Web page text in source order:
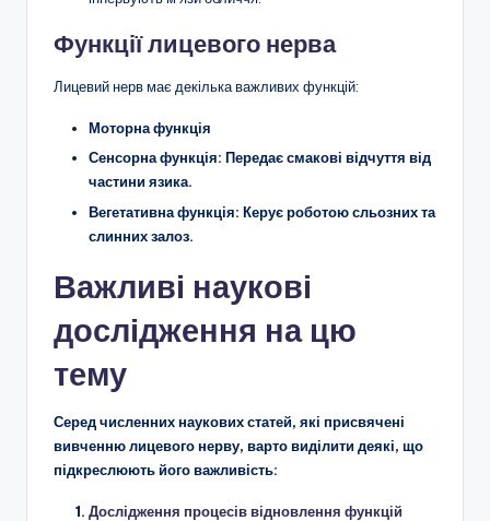
Функції лицевого нерва
Лицевий нерв має декілька важливих функцій:
Моторна функція
Сенсорна функція: Передає смакові відчуття від
частини язика.
Вегетативна функція: Керує роботою сльозних та
слинних залоз.
Важливі наукові
дослідження на цю
тему
Серед численних наукових статей, які присвячені
вивченню лицевого нерву, варто виділити деякі, що
підкреслюють його важливість:
Дослідження процесів відновлення функцій